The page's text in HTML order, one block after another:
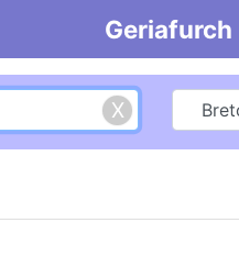
Geriafurch